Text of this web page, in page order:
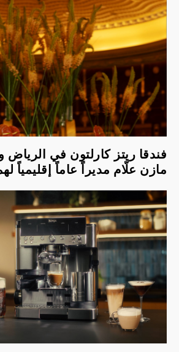
فندقا ريتز كارلتون في الرياض
مازن علّام مديراً عاماً إقليمياً